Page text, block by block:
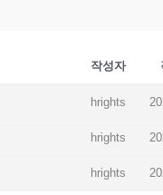
작성자
hrights
hrights
hrights